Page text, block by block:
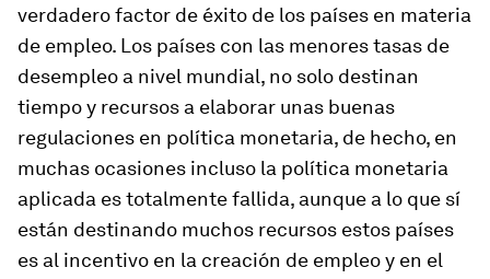
verdadero factor de éxito de los países en materia
de empleo. Los países con las menores tasas de
desempleo a nivel mundial, no solo destinan
tiempo y recursos a elaborar unas buenas
regulaciones en política monetaria, de hecho, en
muchas ocasiones incluso la política monetaria
aplicada es totalmente fallida, aunque a lo que sí
están destinando muchos recursos estos países
es al incentivo en la creación de empleo y en el